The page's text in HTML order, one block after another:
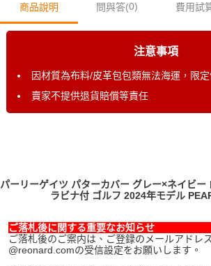
商品說明 問與答(0) 費用試
注意事項
因材質為布料/皮革包包類無法海運，限定
賣家不提供退貨賠償等責任
パーリーゲイツ パターカバー グレー×ネイビー
ラビナ付 ゴルフ 2024年モデル
ご落札後に関する重要なお知らせ
ご落札後のご案内は、ご登録のメールアドレ
@reonard.comの受信設定をお願いします。